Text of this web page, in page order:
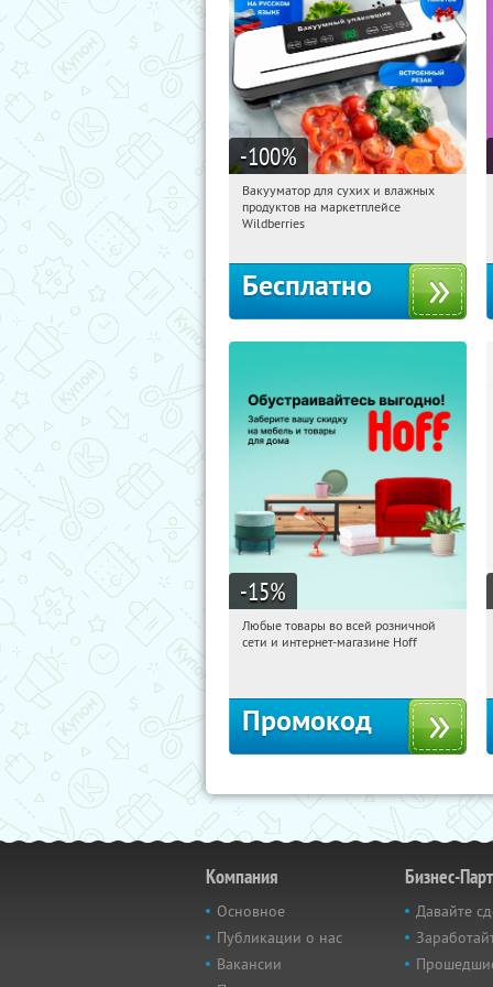
-100%
07:21:37 Получили:191
Россия
Вакууматор для сухих и влажных
продуктов на маркетплейсе
Wildberries
Бесплатно
-15%
07:21:37 Получили:
Любые товары во всей розничной
сети и интернет-магазине Hoff
Промокод
Компания
Основное
Публикации о нас
Вакансии
Бизнес-
Давайте